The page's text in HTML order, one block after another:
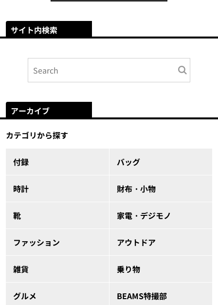
サイト内検索
アーカイブ
カテゴリから探す
付録 バッグ
時計 財布・小物
靴 家電・デジモノ
ファッション アウトドア
雑貨 乗り物
グルメ BEAMS特撮部